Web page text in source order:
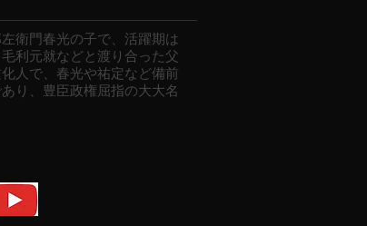
衛門春光の子で、活躍期は
利元就などと渡り合った父
人で、春光や祐定など備前
り、豊臣政権屈指の大大名